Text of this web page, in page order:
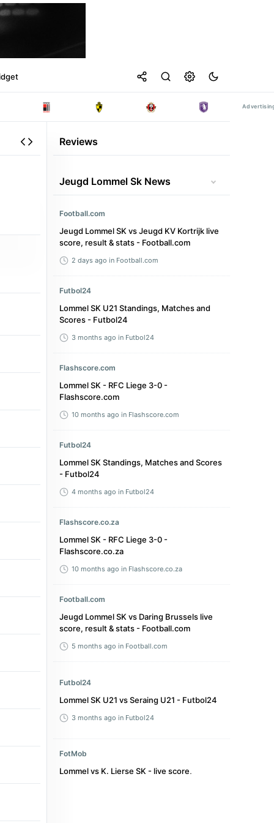
Reviews
Jeugd Lommel Sk News
Football.com
Jeugd Lommel SK vs Jeugd KV Kortrijk live
score, result & stats - Football.com
2 days ago in Football.com
Futbol24
Lommel SK U21 Standings, Matches and
Scores - Futbol24
3 months ago in Futbol24
Flashscore.com
Lommel SK - RFC Liege 3-0 -
Flashscore.com
10 months ago in Flashscore.com
Futbol24
Lommel SK Standings, Matches and Scores
- Futbol24
4 months ago in Futbol24
Flashscore.co.za
Lommel SK - RFC Liege 3-0 -
Flashscore.co.za
10 months ago in Flashscore.co.za
Football.com
Jeugd Lommel SK vs Daring Brussels live
score, result & stats - Football.com
5 months ago in Football.com
Futbol24
Lommel SK U21 vs Seraing U21 - Futbol24
3 months ago in Futbol24
FotMob
Lommel vs K. Lierse SK - live score,